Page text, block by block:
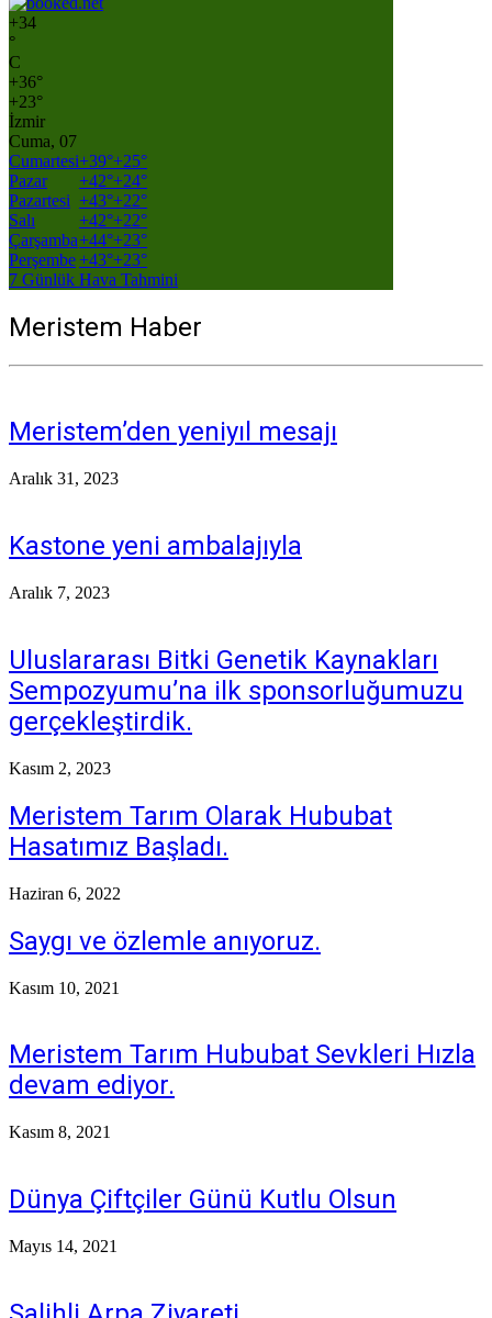
+34
°
C
+36°
+23°
İzmir
Cuma, 07
Cumartesi+39°+25°
Pazar
+42°+24°
Pazartesi +43°+22°
Salı
+42°+22°
Çarşamba+44°+23°
Perşembe+43°+23°
7 Günlük Hava Tahmini
Meristem Haber
Meristem’den yeniyıl mesajı
Aralık 31, 2023
Kastone yeni ambalajıyla
Aralık 7, 2023
Uluslararası Bitki Genetik Kaynakları
Sempozyumu’na ilk sponsorluğumuzu
gerçekleştirdik.
Kasım 2, 2023
Meristem Tarım Olarak Hububat
Hasatımız Başladı.
Haziran 6, 2022
Saygı ve özlemle anıyoruz.
Kasım 10, 2021
Meristem Tarım Hububat Sevkleri Hızla
devam ediyor.
Kasım 8, 2021
Dünya Çiftçiler Günü Kutlu Olsun
Mayıs 14, 2021